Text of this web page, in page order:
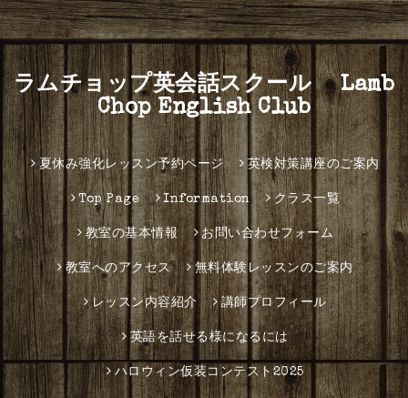
ラムチョップ英会話スクール Lamb
Chop English Club
夏休み強化レッスン予約ページ 英検対策講座のご案内
Top Page Information クラス一覧
教室の基本情報 お問い合わせフォーム
教室へのアクセス 無料体験レッスンのご案内
レッスン内容紹介 講師プロフィール
英語を話せる様になるには
ハロウィン仮装コンテスト2025